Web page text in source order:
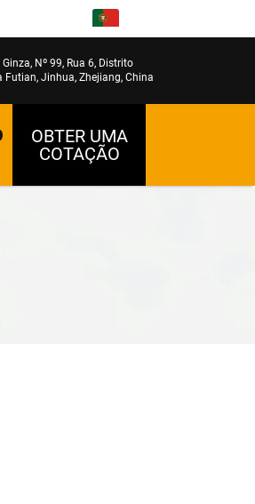
Nº 99, Rua 6, Distrito
Futian, Jinhua, Zhejiang, China
OBTER UMA
COTAÇÃO